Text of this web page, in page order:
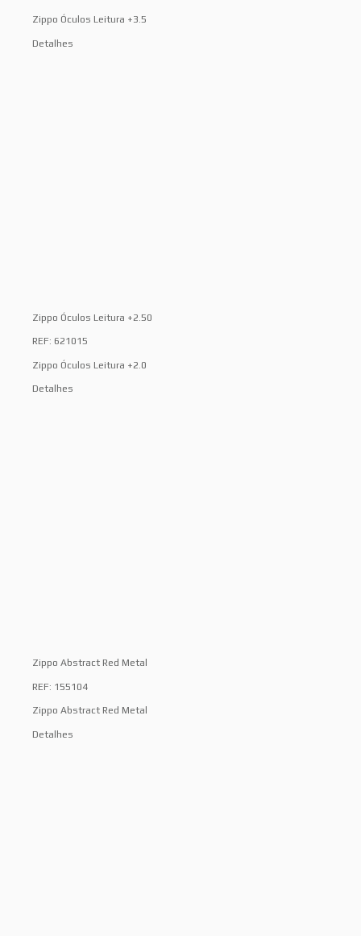
Zippo Óculos Leitura +3.5
Detalhes
Zippo Óculos Leitura +2.50
REF: 621015
Zippo Óculos Leitura +2.0
Detalhes
Zippo Abstract Red Metal
REF: 155104
Zippo Abstract Red Metal
Detalhes